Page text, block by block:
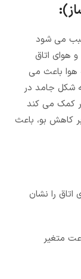
می شود
هوای اتاق
هوا باعث می
شکل جامد در
کمک می کند
کاهش بو، باعث
را نشان